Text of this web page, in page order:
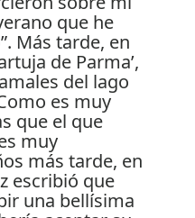
que he
Más tarde, en
de Parma’,
del lago
es muy
que el que
muy
más tarde, en
escribió que
una bellísima